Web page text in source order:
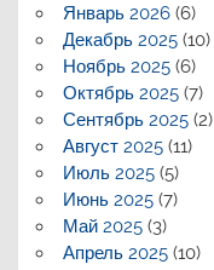
Январь 2026(6)
Декабрь 2025(10)
Ноябрь 2025(6)
Октябрь 2025(7)
Сентябрь 2025(2)
Август 2025(11)
Июль 2025(5)
Июнь 2025(7)
Май 2025(3)
Апрель 2025(10)